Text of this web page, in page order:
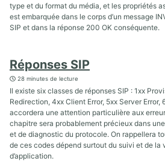
type et du format du média, et les propriétés
est embarquée dans le corps d’un message
SIP et dans la réponse 200 OK conséquente.
Réponses SIP
28 minutes de lecture
Il existe six classes de réponses SIP : 1xx
Redirection, 4xx Client Error, 5xx Server Error,
accordera une attention particulière aux
chapitre sera probablement précieux dans
et de diagnostic du protocole. On rappellera
de ces codes dépend surtout du suivi et de la
d’application.